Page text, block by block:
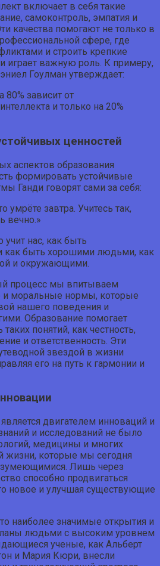
включает в себя такие
самоконтроль, эмпатия и
качества помогают не только в
сфере, где
и строить крепкие
играет важную роль. К примеру,
Гоулман утверждает:
80% зависит от
и только на 20%
ценностей
аспектов образования
формировать устойчивые
Ганди говорят сами за себя:
умрёте завтра. Учитесь так,
вечно.»
учит нас, как быть
как быть хорошими людьми, как
и окружающими.
процесс мы впитываем
и моральные нормы, которые
нашего поведения и
Образование помогает
понятий, как честность,
и ответственность. Эти
звездой в жизни
его на путь к гармонии и
двигателем инноваций и
и исследований не было
медицины и многих
жизни, которые мы сегодня
Лишь через
способно продвигаться
новое и улучшая существующие
наиболее значимые открытия и
людьми с высоким уровнем
ученые, как Альберт
и Мария Кюри, внесли